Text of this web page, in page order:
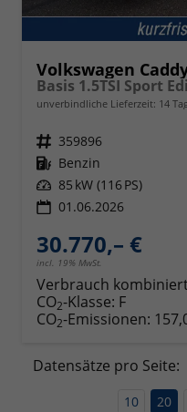
Volkswagen
Basis 1.5TSI Sport
unverbindliche Lieferzeit: 14
Fahrzeugnr. 359896
Kraftstoff Benzin
Leistung 85 kW (116 PS)
01.06.2026
30.770,– €
incl. 19% MwSt.
Verbrauch
CO2-Klasse: F
CO2-Emissionen:
Datensätze pro Seite:
10 20